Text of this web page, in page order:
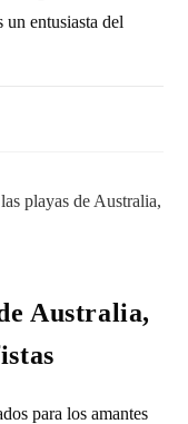
un entusiasta del
Australia,
para los amantes